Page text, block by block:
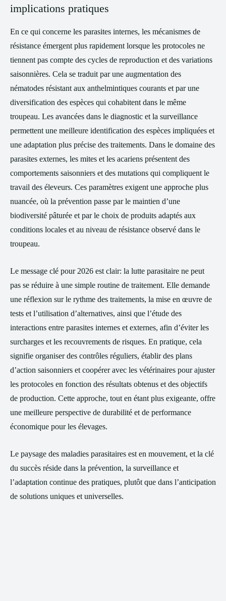
implications pratiques
En ce qui concerne les parasites internes, les mécanismes de
résistance émergent plus rapidement lorsque les protocoles ne
tiennent pas compte des cycles de reproduction et des variations
saisonnières. Cela se traduit par une augmentation des
nématodes résistant aux anthelmintiques courants et par une
diversification des espèces qui cohabitent dans le même
troupeau. Les avancées dans le diagnostic et la surveillance
permettent une meilleure identification des espèces impliquées et
une adaptation plus précise des traitements. Dans le domaine des
parasites externes, les mites et les acariens présentent des
comportements saisonniers et des mutations qui compliquent le
travail des éleveurs. Ces paramètres exigent une approche plus
nuancée, où la prévention passe par le maintien d’une
biodiversité pâturée et par le choix de produits adaptés aux
conditions locales et au niveau de résistance observé dans le
troupeau.
Le message clé pour 2026 est clair: la lutte parasitaire ne peut
pas se réduire à une simple routine de traitement. Elle demande
une réflexion sur le rythme des traitements, la mise en œuvre de
tests et l’utilisation d’alternatives, ainsi que l’étude des
interactions entre parasites internes et externes, afin d’éviter les
surcharges et les recouvrements de risques. En pratique, cela
signifie organiser des contrôles réguliers, établir des plans
d’action saisonniers et coopérer avec les vétérinaires pour ajuster
les protocoles en fonction des résultats obtenus et des objectifs
de production. Cette approche, tout en étant plus exigeante, offre
une meilleure perspective de durabilité et de performance
économique pour les élevages.
Le paysage des maladies parasitaires est en mouvement, et la clé
du succès réside dans la prévention, la surveillance et
l’adaptation continue des pratiques, plutôt que dans l’anticipation
de solutions uniques et universelles.